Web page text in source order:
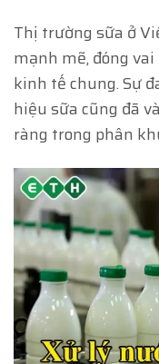
Thị trường sữa ở
mạnh mẽ, đóng
kinh tế chung. Sự
hiệu sữa cũng đã
ràng trong phân